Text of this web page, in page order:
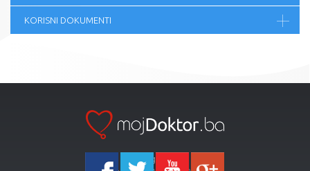
KORISNI DOKUMENTI
Ka-Agencija